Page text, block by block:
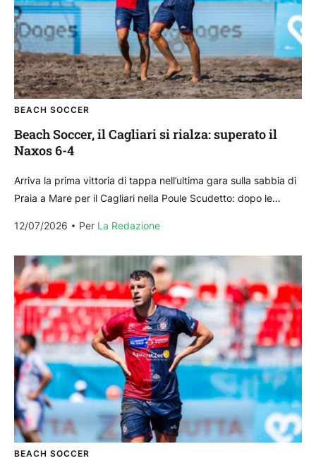
BEACH SOCCER
Beach Soccer, il Cagliari si rialza: superato il
Naxos 6-4
Arriva la prima vittoria di tappa nell’ultima gara sulla sabbia di
Praia a Mare per il Cagliari nella Poule Scudetto: dopo le
12/07/2026
Per La Redazione
BEACH SOCCER